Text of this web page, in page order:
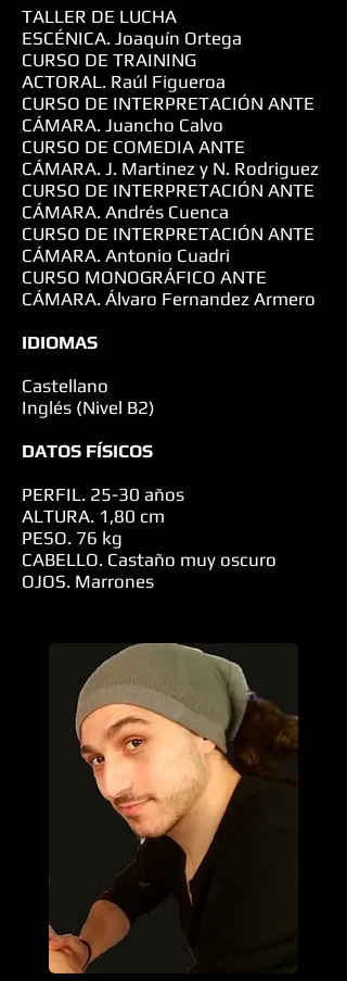
TALLER DE LUCHA
ESCÉNICA. Joaquín Ortega
CURSO DE TRAINING
ACTORAL. Raúl Figueroa
CURSO DE INTERPRETACIÓN ANTE
CÁMARA. Juancho Calvo
CURSO DE COMEDIA ANTE
CÁMARA. J. Martinez y N. Rodriguez
CURSO DE INTERPRETACIÓN ANTE
CÁMARA. Andrés Cuenca
CURSO DE INTERPRETACIÓN ANTE
CÁMARA. Antonio Cuadri
CURSO MONOGRÁFICO ANTE
CÁMARA. Álvaro Fernandez Armero
IDIOMAS
Castellano
Inglés (Nivel B2)
DATOS FÍSICOS
PERFIL. 25-30 años
ALTURA. 1,80 cm
PESO. 76 kg
CABELLO. Castaño muy oscuro
OJOS. Marrones